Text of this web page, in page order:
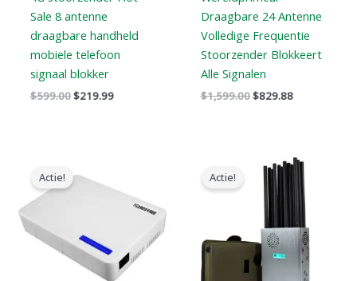
Sale 8 antenne
draagbare handheld
mobiele telefoon
signaal blokker
$599.00$219.99
Draagbare 24 Antenne
Volledige Frequentie
Stoorzender Blokkeert
Alle Signalen
$1,599.00$829.88
Actie! was:
$369.69.
Actie!
Oorspronkelijke
prijs
was:
$1,299.00.
Huidige
prijs
$759.99.